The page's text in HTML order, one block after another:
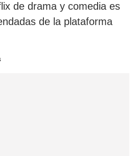
de drama y comedia es
de la plataforma